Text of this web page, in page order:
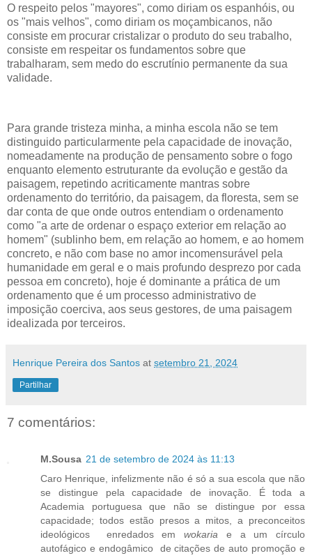
O respeito pelos "mayores", como diriam os espanhóis, ou
os "mais velhos", como diriam os moçambicanos, não
consiste em procurar cristalizar o produto do seu trabalho,
consiste em respeitar os fundamentos sobre que
trabalharam, sem medo do escrutínio permanente da sua
validade.
Para grande tristeza minha, a minha escola não se tem
distinguido particularmente pela capacidade de inovação,
nomeadamente na produção de pensamento sobre o fogo
enquanto elemento estruturante da evolução e gestão da
paisagem, repetindo acriticamente mantras sobre
ordenamento do território, da paisagem, da floresta, sem se
dar conta de que onde outros entendiam o ordenamento
como "a arte de ordenar o espaço exterior em relação ao
homem" (sublinho bem, em relação ao homem, e ao homem
concreto, e não com base no amor incomensurável pela
humanidade em geral e o mais profundo desprezo por cada
pessoa em concreto), hoje é dominante a prática de um
ordenamento que é um processo administrativo de
imposição coerciva, aos seus gestores, de uma paisagem
idealizada por terceiros.
Henrique Pereira dos Santos at setembro 21, 2024
Partilhar
7 comentários:
M.Sousa 21 de setembro de 2024 às 11:13
Caro Henrique, infelizmente não é só a sua escola que não
se distingue pela capacidade de inovação. É toda a
Academia portuguesa que não se distingue por essa
capacidade; todos estão presos a mitos, a preconceitos
ideológicos enredados em wokaria e a um círculo
autofágico e endogâmico de citações de auto promoção e